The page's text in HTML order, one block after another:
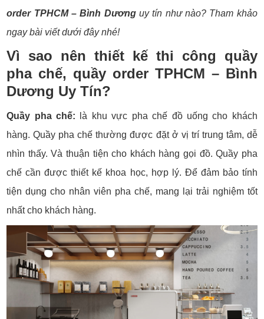
order TPHCM – Bình Dươnguy tín như nào? Tham khảo
ngay bài viết dưới đây nhé!
Vì sao nên thiết kế thi công quầy
pha chế, quầy order TPHCM – Bình
Dương Uy Tín?
Quầy pha chế: là khu vực pha chế đồ uống cho khách
hàng. Quầy pha chế thường được đặt ở vị trí trung tâm, dễ
nhìn thấy. Và thuận tiện cho khách hàng gọi đồ. Quầy pha
chế cần được thiết kế khoa học, hợp lý. Để đảm bảo tính
tiện dụng cho nhân viên pha chế, mang lại trải nghiệm tốt
nhất cho khách hàng.